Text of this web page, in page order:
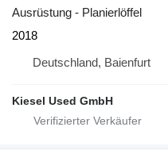
Ausrüstung - Planierlöffel
2018
Deutschland, Baienfurt
Kiesel Used GmbH